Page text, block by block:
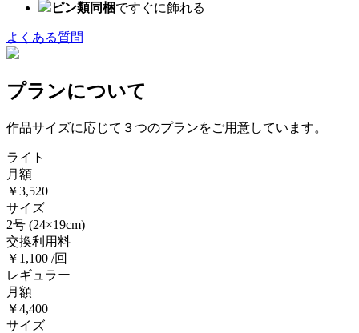
ピン類同梱ですぐに飾れる
よくある質問
プランについて
作品サイズに応じて３つのプランをご用意しています。
ライト
月額
￥3,520
サイズ
2号 (24×19cm)
交換利用料
￥1,100 /回
レギュラー
月額
￥4,400
サイズ